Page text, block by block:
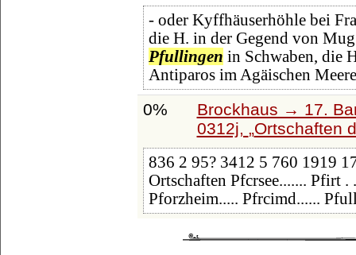
- oder Kyffhäuserhöhle bei
die H. in der Gegend von
Pfullingen in Schwaben, die
Antiparos im Agäischen
0%
Brockhaus → 17.
0312j,
Ortschaften
836 2 95? 3412 5 760 1919
Ortschaften Pfcrsee....... Pfirt
Pforzheim..... Pfrcimd......